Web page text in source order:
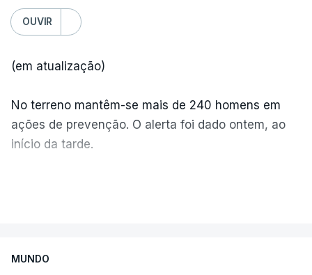
OUVIR
(em atualização)
No terreno mantêm-se mais de 240 homens em
ações de prevenção. O alerta foi dado ontem, ao
início da tarde.
MUNDO